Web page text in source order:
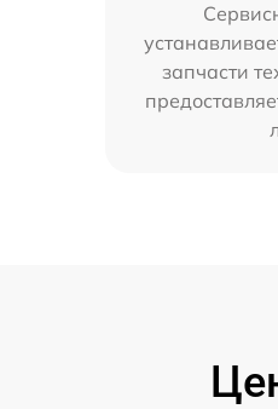
запчасти